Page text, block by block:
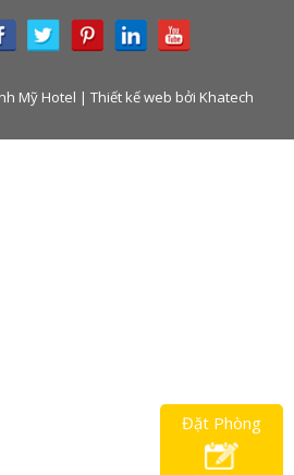
Đặt Phòng
Mỹ Hotel | Thiết kế web bởi Khatech